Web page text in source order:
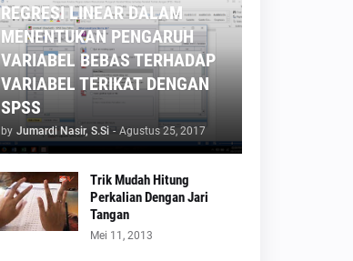
REGRESI LINEAR DALAM
MENENTUKAN PENGARUH
VARIABEL BEBAS TERHADAP
VARIABEL TERIKAT DENGAN
SPSS
by Jumardi Nasir, S.Si - Agustus 25, 2017
Trik Mudah Hitung
Perkalian Dengan Jari
Tangan
Mei 11, 2013